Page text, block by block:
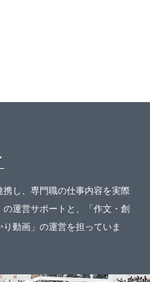
し、専門職の仕事内容を実際
運営サポートと、「作文・創
動画」の運営を担っていま